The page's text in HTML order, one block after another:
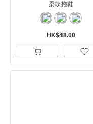
柔軟拖鞋
HK$48.00